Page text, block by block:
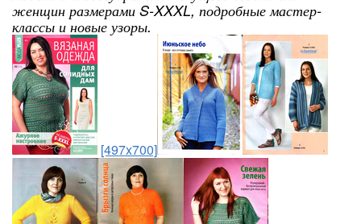
женщин размерами S-XXXL, подробные мастер-
классы и новые узоры.
[497x700]